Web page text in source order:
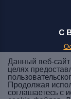
С
Заказать звонок
+7 (929) 551-70-07
Данный веб-
целях
Продолжая
соглашаетесь с